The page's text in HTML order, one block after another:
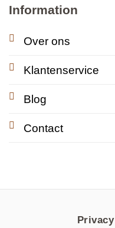
Information
Over ons
Klantenservice
Blog
Contact
Privacy